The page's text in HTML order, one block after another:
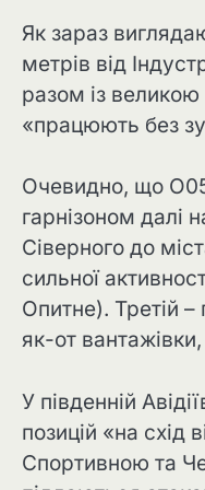
Як зараз
метрів від
разом із великою
«працюють без
Очевидно, що
гарнізоном далі
Сіверного до
сильної
Опитне). Третій –
як-от
У південній
позицій «на
Спортивною та